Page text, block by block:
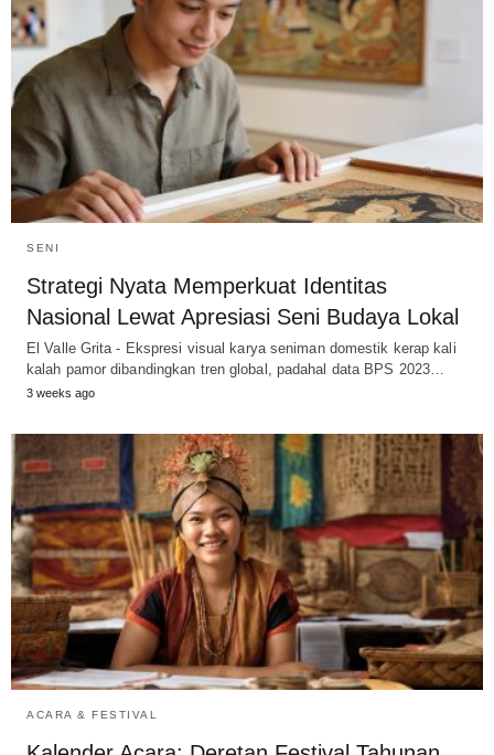
SENI
Strategi Nyata Memperkuat Identitas
Nasional Lewat Apresiasi Seni Budaya Lokal
El Valle Grita - Ekspresi visual karya seniman domestik kerap kali
kalah pamor dibandingkan tren global, padahal data BPS 2023…
3 weeks ago
ACARA & FESTIVAL